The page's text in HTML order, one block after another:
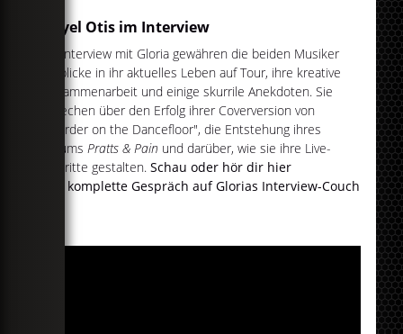
Royel Otis im Interview
Im Interview mit Gloria gewähren die beiden Musiker
Einblicke in ihr aktuelles Leben auf Tour, ihre kreative
Zusammenarbeit und einige skurrile Anekdoten. Sie
sprechen über den Erfolg ihrer Coverversion von
"Murder on the Dancefloor", die Entstehung ihres
AlbumsPratts & Pain und darüber, wie sie ihre Live-
Auftritte gestalten.Schau oder hör dir hier
das komplette Gespräch auf Glorias Interview-Couch